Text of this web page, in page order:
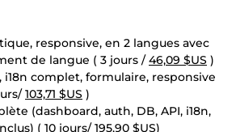
responsive, en 2 langues avec
de langue ( 3 jours /46,09 $US )
i18n complet, formulaire, responsive
103,71 $US )
(dashboard, auth, DB, API, i18n,
( 10 jours/195,90 $US)